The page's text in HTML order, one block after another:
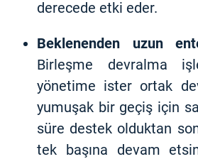
derecede etki eder.
Beklenenden uzun
Birleşme devralma
yönetime ister ortak
yumuşak bir geçiş için
süre destek olduktan
tek başına devam